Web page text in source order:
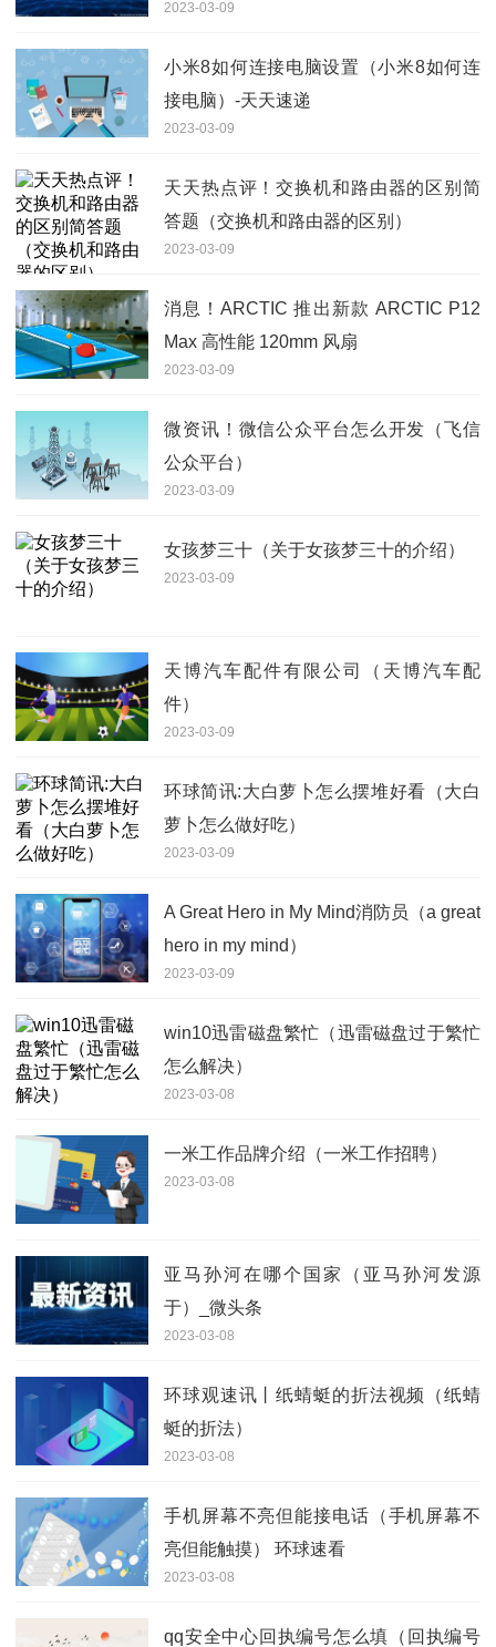
2023-03-09
小米8如何连接电脑设置（小米8如何连
接电脑）-天天速递
2023-03-09
天天热点评！交换机和路由器的区别简
答题（交换机和路由器的区别）
2023-03-09
消息！ARCTIC 推出新款 ARCTIC P12
Max 高性能 120mm 风扇
2023-03-09
微资讯！微信公众平台怎么开发（飞信
公众平台）
2023-03-09
女孩梦三十（关于女孩梦三十的介绍）
2023-03-09
天博汽车配件有限公司（天博汽车配
件）
2023-03-09
环球简讯:大白萝卜怎么摆堆好看（大白
萝卜怎么做好吃）
2023-03-09
A Great Hero in My Mind消防员（a great
hero in my mind）
2023-03-09
win10迅雷磁盘繁忙（迅雷磁盘过于繁忙
怎么解决）
2023-03-08
一米工作品牌介绍（一米工作招聘）
2023-03-08
亚马孙河在哪个国家（亚马孙河发源
于）_微头条
2023-03-08
环球观速讯丨纸蜻蜓的折法视频（纸蜻
蜓的折法）
2023-03-08
手机屏幕不亮但能接电话（手机屏幕不
亮但能触摸） 环球速看
2023-03-08
qq安全中心回执编号怎么填（回执编号